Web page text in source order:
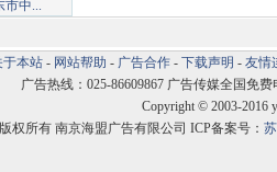
市中...
于本站 - 网站帮助 - 广告合作 - 下载声明 - 友情
广告热线：025-86609867 广告传媒全国免费
Copyright © 2003-2016
版权所有 南京海盟广告有限公司 ICP备案号：